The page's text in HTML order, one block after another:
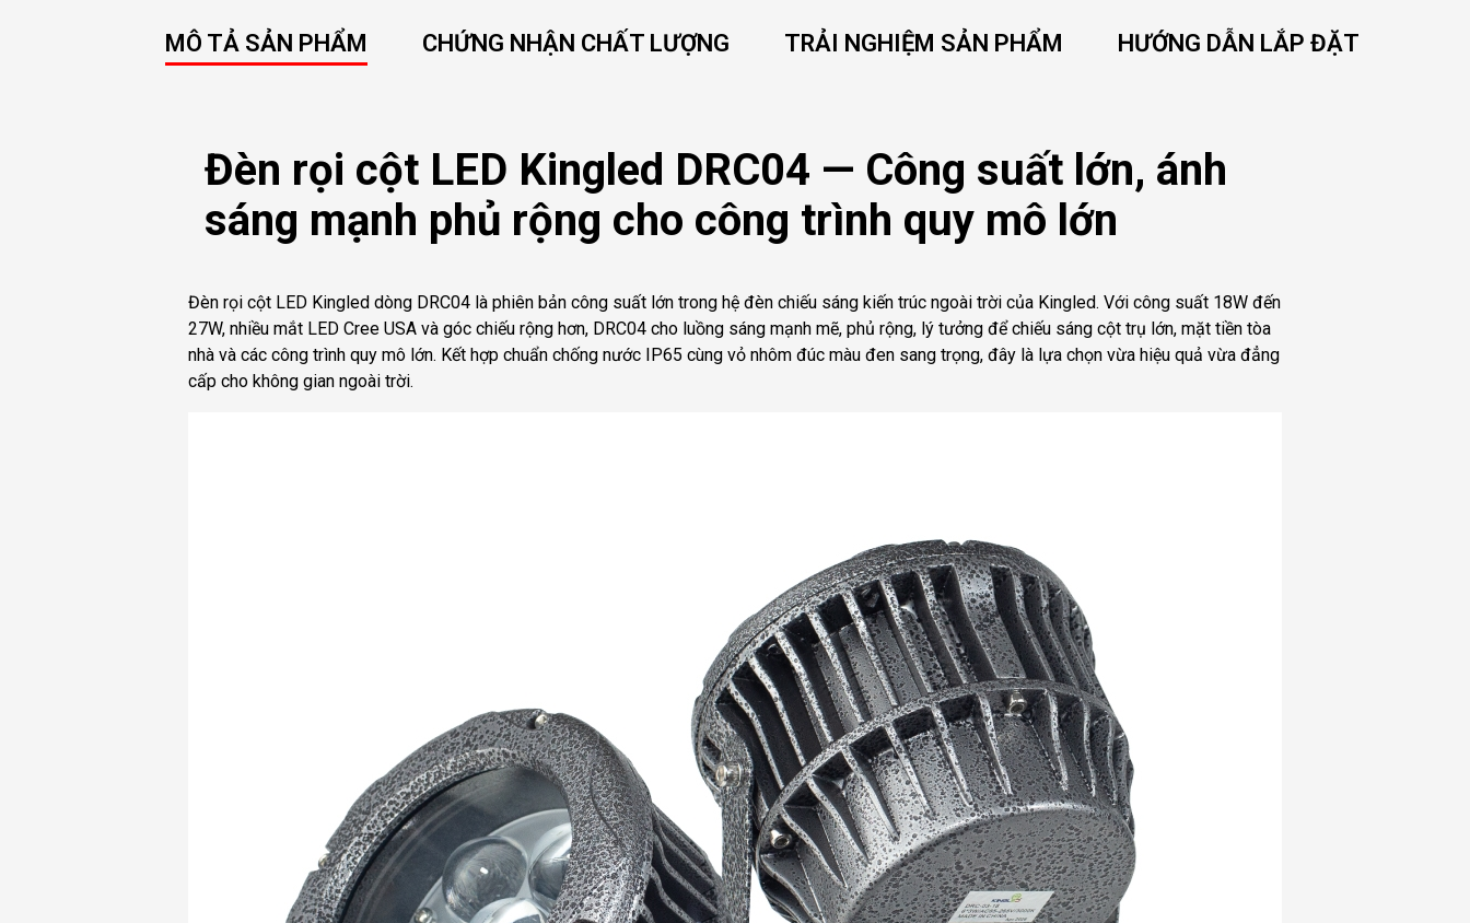
MÔ TẢ SẢN PHẨM CHỨNG NHẬN CHẤT LƯỢNG TRẢI NGHIỆM SẢN PHẨM HƯỚNG DẪN LẮP ĐẶT
Đèn rọi cột LED Kingled DRC04 — Công suất lớn, ánh
sáng mạnh phủ rộng cho công trình quy mô lớn
Đèn rọi cột LED Kingled dòng DRC04 là phiên bản công suất lớn trong hệ đèn chiếu sáng kiến trúc ngoài trời của Kingled. Với công suất 18W đến
27W, nhiều mắt LED Cree USA và góc chiếu rộng hơn, DRC04 cho luồng sáng mạnh mẽ, phủ rộng, lý tưởng để chiếu sáng cột trụ lớn, mặt tiền tòa
nhà và các công trình quy mô lớn. Kết hợp chuẩn chống nước IP65 cùng vỏ nhôm đúc màu đen sang trọng, đây là lựa chọn vừa hiệu quả vừa đẳng
cấp cho không gian ngoài trời.